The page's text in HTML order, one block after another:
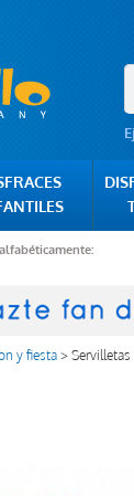
y fiesta>